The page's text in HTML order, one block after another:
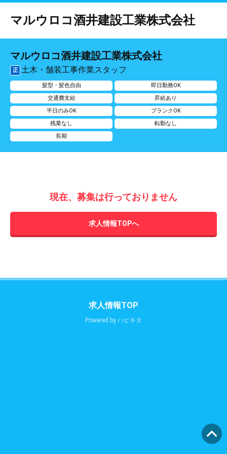
マルウロコ酒井建設工業株式会社
マルウロコ酒井建設工業株式会社
正 土木・舗装工事作業スタッフ
髪型・髪色自由
即日勤務OK
交通費支給
昇給あり
平日のみOK
ブランクOK
残業なし
転勤なし
長期
現在、募集は行っておりません
求人情報TOPへ
求人情報TOP
Powered by ハピキタ